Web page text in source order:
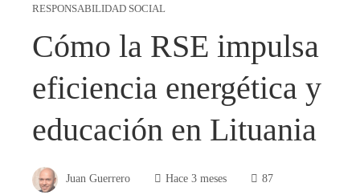
RESPONSABILIDAD SOCIAL
Cómo la RSE impulsa
eficiencia energética y
educación en Lituania
Juan Guerrero Hace 3 meses 87